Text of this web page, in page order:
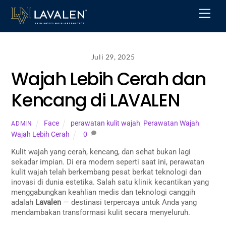
content
Juli 29, 2025
Wajah Lebih Cerah dan
Kencang di LAVALEN
ADMIN Face perawatan kulit wajah Perawatan Wajah
Wajah Lebih Cerah
0
Kulit wajah yang cerah, kencang, dan sehat bukan lagi
sekadar impian. Di era modern seperti saat ini, perawatan
kulit wajah telah berkembang pesat berkat teknologi dan
inovasi di dunia estetika. Salah satu klinik kecantikan yang
menggabungkan keahlian medis dan teknologi canggih
adalah Lavalen — destinasi terpercaya untuk Anda yang
mendambakan transformasi kulit secara menyeluruh.